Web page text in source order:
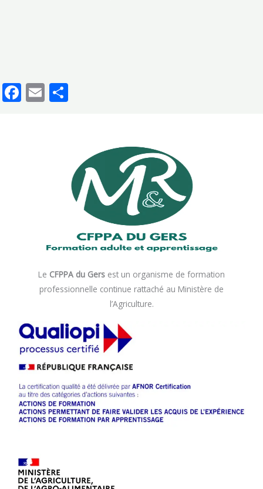
Facebook
Email
Le CFPPA du Gers est un organisme de formation
professionnelle continue rattaché au Ministère de
l’Agriculture.